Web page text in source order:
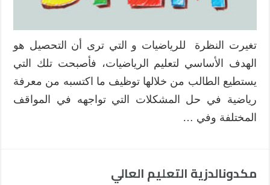
تغيرت النظرة للرياضيات و التي ترى أن التحصيل هو
الهدف الأساسي لتعليم الرياضيات، فأصبحت تلك التي
يستطيع الطالب من خلالها توظيف ما اكتسبه من معرفة
رياضية في حل المشكلات التي تواجهه في المواقف
المختلفة وفي …
مكدونالدزية التعليم العالي